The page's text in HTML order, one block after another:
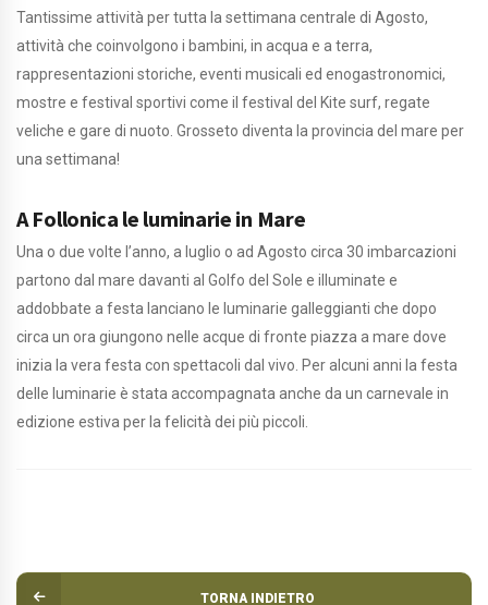
Tantissime attività per tutta la settimana centrale di Agosto,
attività che coinvolgono i bambini, in acqua e a terra,
rappresentazioni storiche, eventi musicali ed enogastronomici,
mostre e festival sportivi come il festival del Kite surf, regate
veliche e gare di nuoto. Grosseto diventa la provincia del mare per
una settimana!
A Follonica le luminarie in Mare
Una o due volte l’anno, a luglio o ad Agosto circa 30 imbarcazioni
partono dal mare davanti al Golfo del Sole e illuminate e
addobbate a festa lanciano le luminarie galleggianti che dopo
circa un ora giungono nelle acque di fronte piazza a mare dove
inizia la vera festa con spettacoli dal vivo. Per alcuni anni la festa
delle luminarie è stata accompagnata anche da un carnevale in
edizione estiva per la felicità dei più piccoli.
TORNA INDIETRO